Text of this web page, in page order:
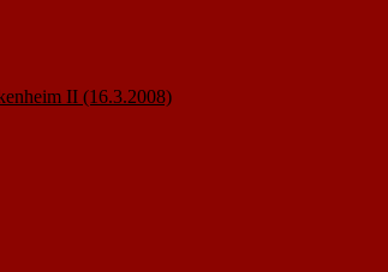
II (16.3.2008)